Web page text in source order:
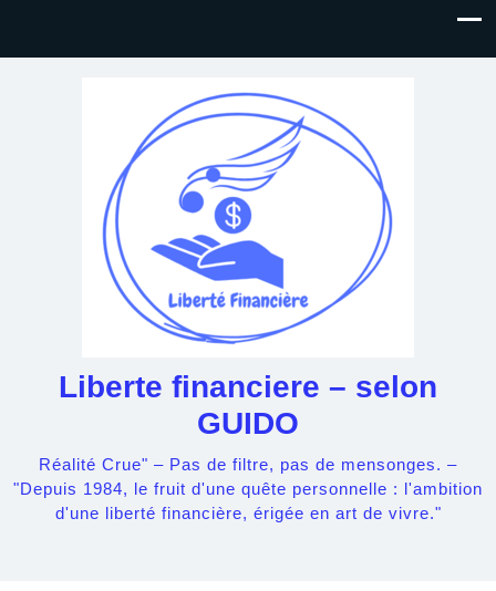
Liberte financiere – selon
GUIDO
Réalité Crue" – Pas de filtre, pas de mensonges. –
"Depuis 1984, le fruit d'une quête personnelle : l'ambition
d'une liberté financière, érigée en art de vivre."